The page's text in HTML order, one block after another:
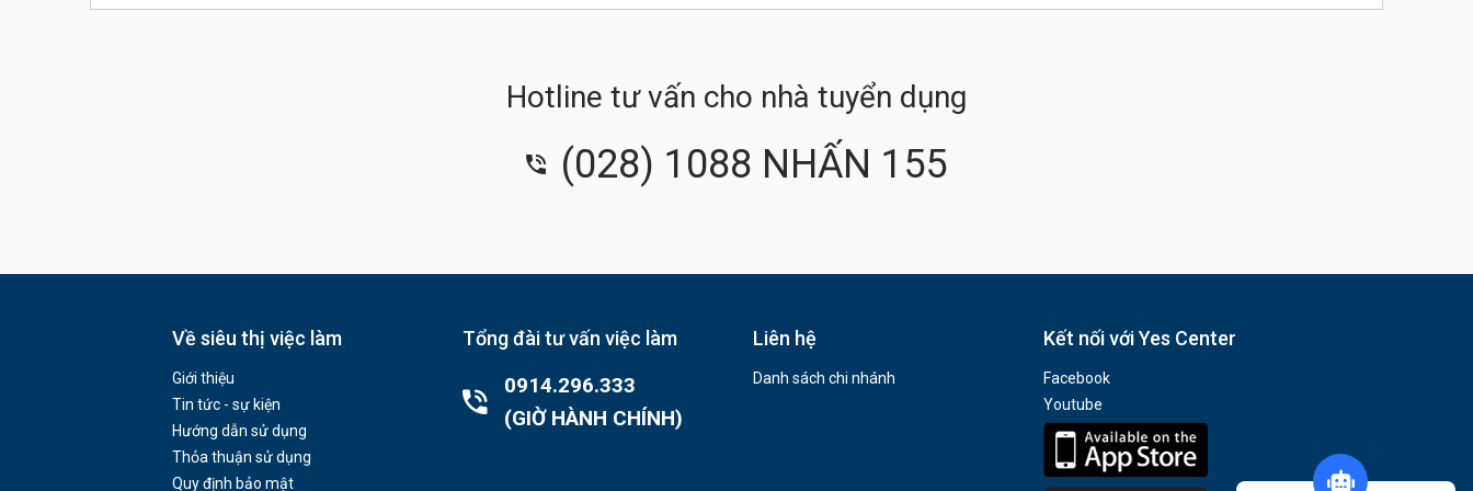
Hotline tư vấn cho nhà tuyển dụng
(028) 1088 NHẤN 155
Về siêu thị việc làm
Giới thiệu
Tin tức - sự kiện
Hướng dẫn sử dụng
Thỏa thuận sử dụng
Quy định bảo mật
Tổng đài tư vấn việc làm
0914.296.333
(GIỜ HÀNH CHÍNH)
Liên hệ
Danh sách chi nhánh
Kết nối với Yes Center
Facebook
Youtube